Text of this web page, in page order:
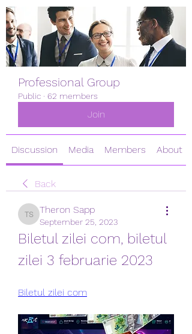
Professional Group
Public · 62 members
Join
Discussion Media Members About
Back
Theron Sapp
Theron Sapp
September 25, 2023
Biletul zilei com, biletul
zilei 3 februarie 2023
Biletul zilei com